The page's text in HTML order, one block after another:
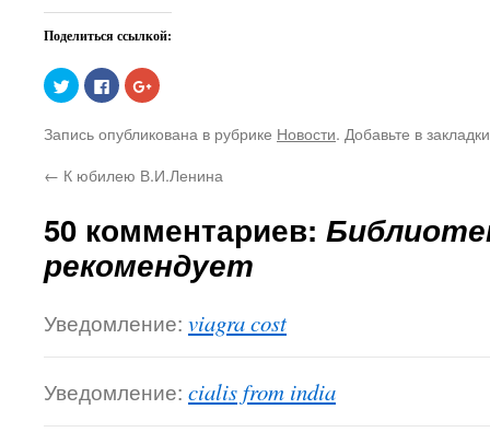
Поделиться ссылкой:
Нажмите,
чтобы
поделиться
Twitter
(Открывается
новом
окне)
Нажмите
здесь,
чтобы
контентом
на
(Открывается
в
Нажмите,
чтобы
Google+
(Открывается
новом
окне)
Запись опубликована в рубрике Новости. Добавьте в
← К юбилею В.И.Ленина
50 комментариев:
рекомендует
Уведомление: viagra cost
Уведомление: cialis from india